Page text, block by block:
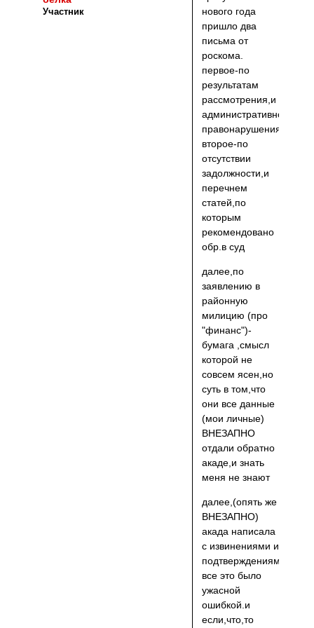
Участник
нового года
пришло два
письма от
роскома.
первое-по
результатам
рассмотрения,и
административного
правонарушения
второе-по
отсутствии
задолжности,и
перечнем
статей,по
которым
рекомендовано
обр.в суд
далее,по
заявлению в
районную
милицию (про
"финанс")-
бумага ,смысл
которой не
совсем ясен,но
суть в том,что
они все данные
(мои личные)
ВНЕЗАПНО
отдали обратно
акаде,и знать
меня не знают
далее,(опять же
ВНЕЗАПНО)
акада написала
с извинениями и
подтверждениями.и
все это было
ужасной
ошибкой.и
если,что,то